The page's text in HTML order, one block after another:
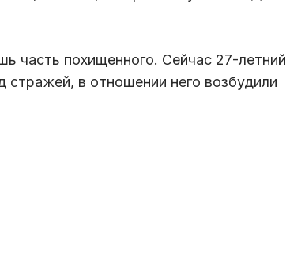
часть похищенного. Сейчас 27-летний
стражей, в отношении него возбудили